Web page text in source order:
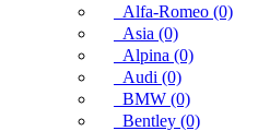
Alfa-Romeo (0)
Asia (0)
Alpina (0)
Audi (0)
BMW (0)
Bentley (0)